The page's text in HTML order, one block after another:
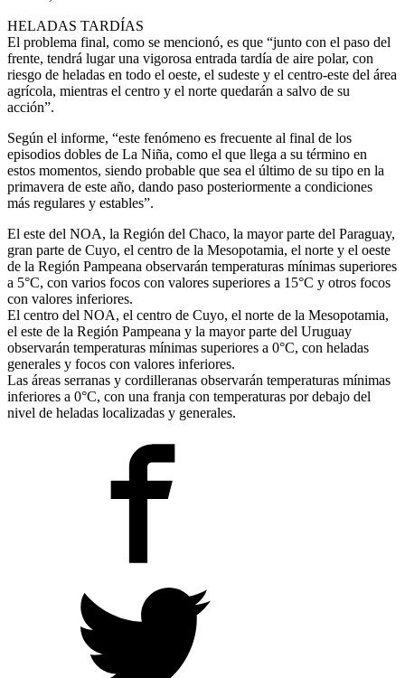
HELADAS TARDÍAS
El problema final, como se mencionó, es que “junto con el paso del
frente, tendrá lugar una vigorosa entrada tardía de aire polar, con
riesgo de heladas en todo el oeste, el sudeste y el centro-este del área
agrícola, mientras el centro y el norte quedarán a salvo de su
acción”.
Según el informe, “este fenómeno es frecuente al final de los
episodios dobles de La Niña, como el que llega a su término en
estos momentos, siendo probable que sea el último de su tipo en la
primavera de este año, dando paso posteriormente a condiciones
más regulares y estables”.
El este del NOA, la Región del Chaco, la mayor parte del Paraguay,
gran parte de Cuyo, el centro de la Mesopotamia, el norte y el oeste
de la Región Pampeana observarán temperaturas mínimas superiores
a 5°C, con varios focos con valores superiores a 15°C y otros focos
con valores inferiores.
El centro del NOA, el centro de Cuyo, el norte de la Mesopotamia,
el este de la Región Pampeana y la mayor parte del Uruguay
observarán temperaturas mínimas superiores a 0°C, con heladas
generales y focos con valores inferiores.
Las áreas serranas y cordilleranas observarán temperaturas mínimas
inferiores a 0°C, con una franja con temperaturas por debajo del
nivel de heladas localizadas y generales.